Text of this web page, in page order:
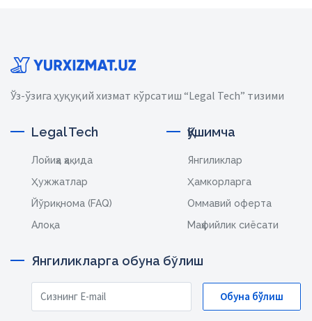
Ўз-ўзига ҳуқуқий хизмат кўрсатиш “Legal Tech” тизими
Legal Tech
Лойиҳа ҳақида
Ҳужжатлар
Йўриқнома (FAQ)
Алоқа
Қўшимча
Янгиликлар
Ҳамкорларга
Оммавий оферта
Маҳфийлик сиёсати
Янгиликларга обуна бўлиш
Обуна бўлиш